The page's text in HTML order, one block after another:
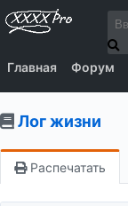
Главная Форум
Лог жизни
Распечатать